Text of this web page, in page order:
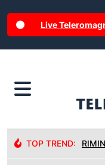
Live
TOP TREND: